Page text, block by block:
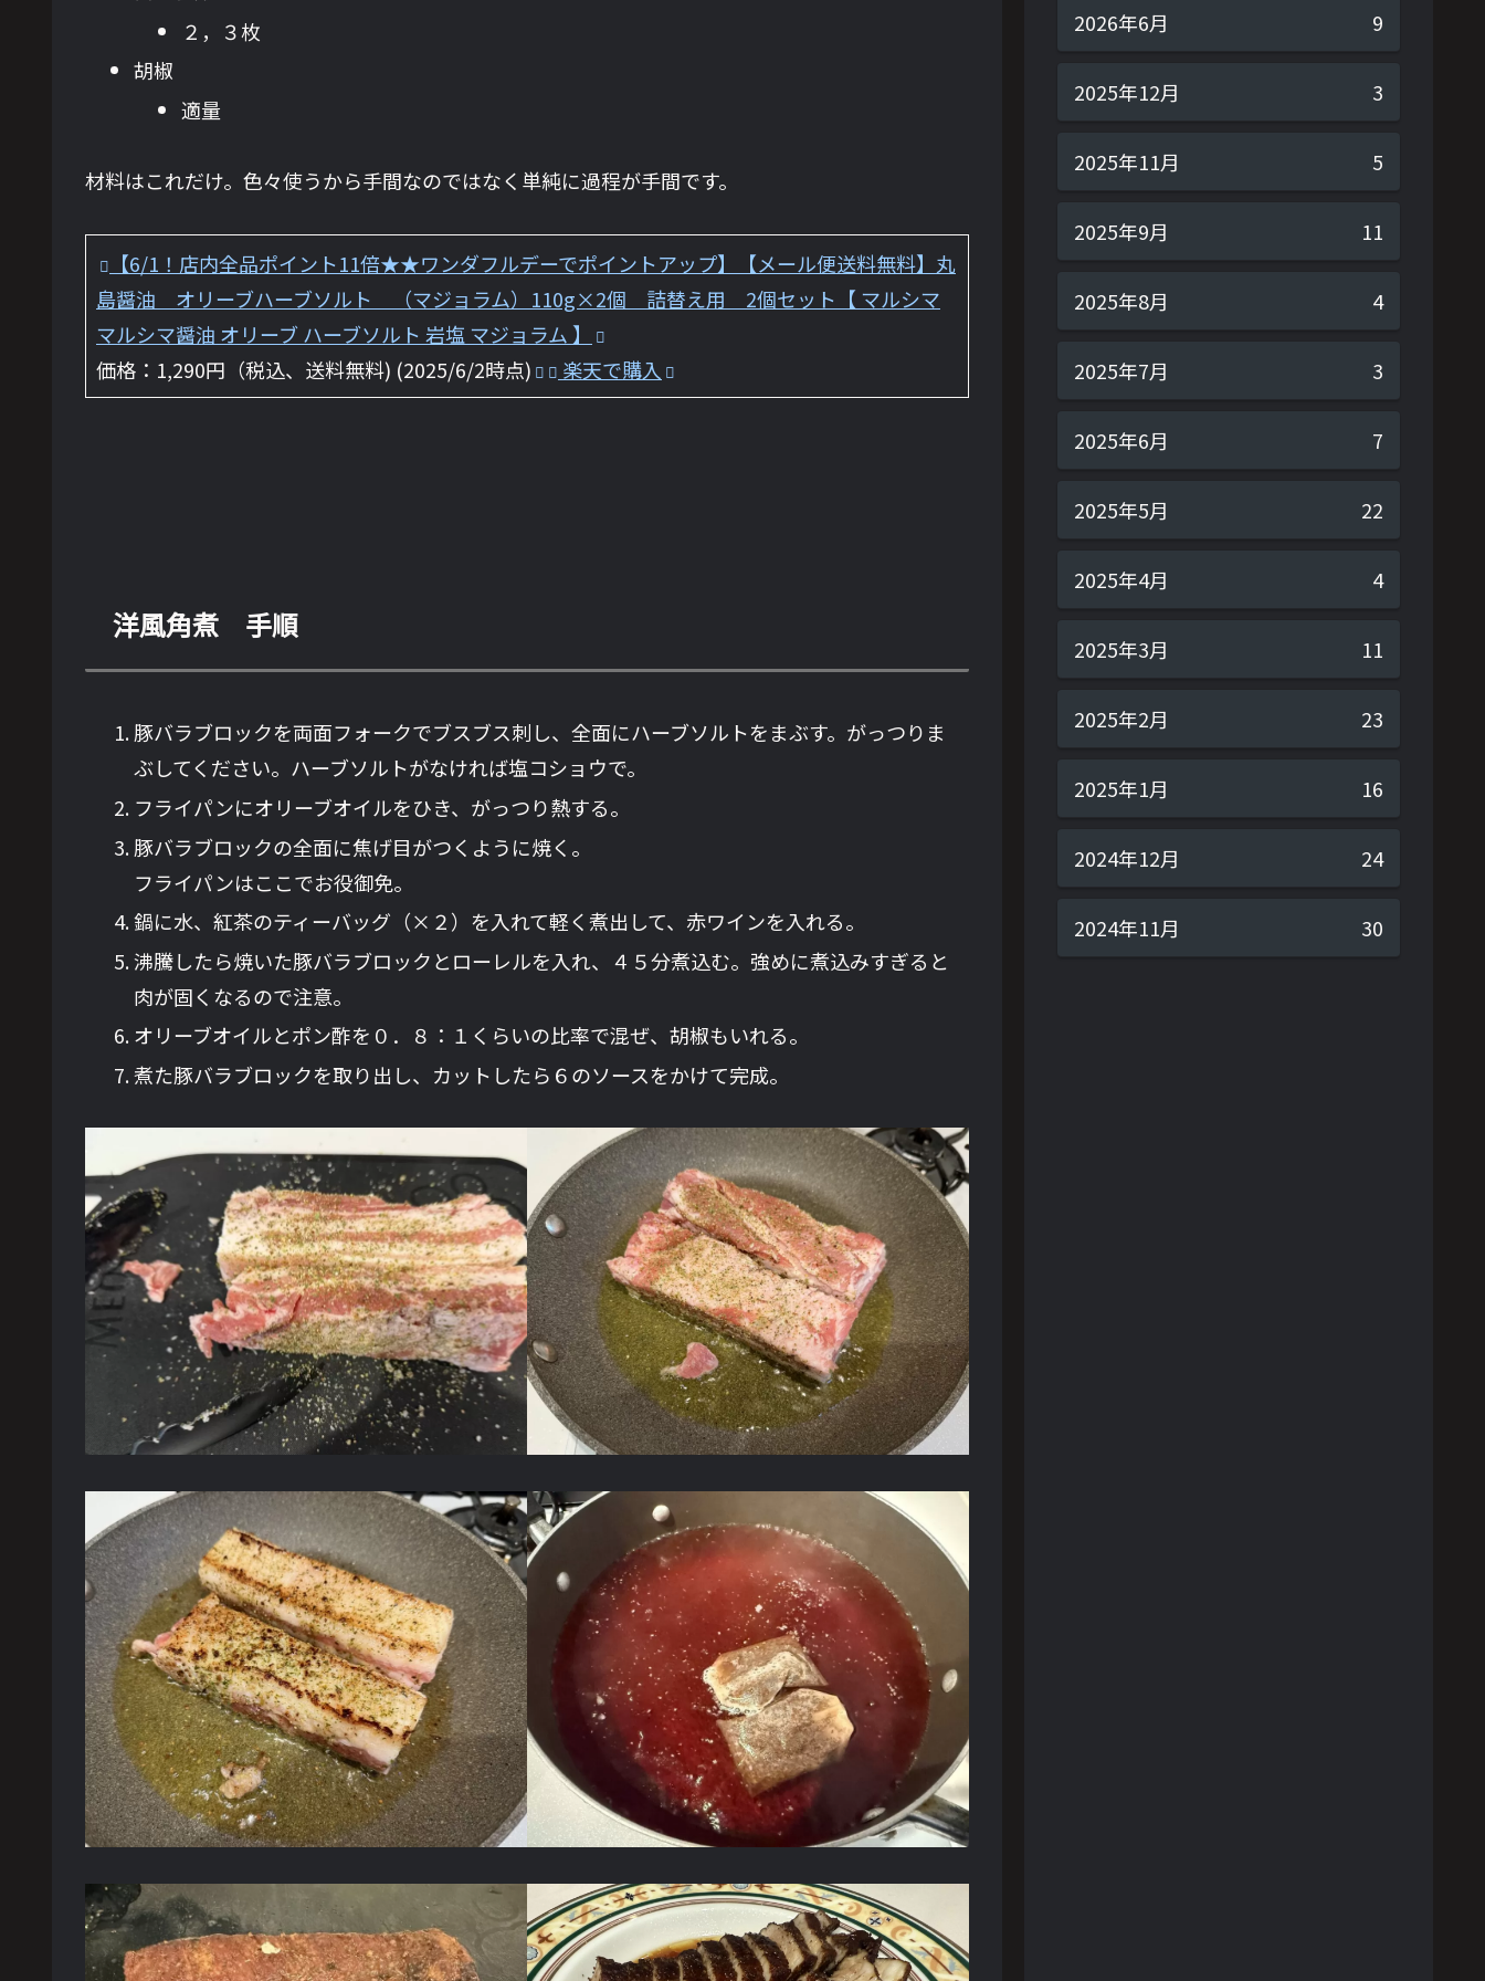
２，３枚
胡椒
適量
材料はこれだけ。色々使うから手間なのではなく単純に過程が手間です。
【6/1！店内全品ポイント11倍★★ワンダフルデーでポイントアップ】【メール便送料無料】丸
島醤油 オリーブハーブソルト （マジョラム）110g×2個 詰替え用 2個セット【 マルシマ
マルシマ醤油 オリーブ ハーブソルト 岩塩 マジョラム 】
価格：1,290円（税込、送料無料) (2025/6/2時点)
楽天で購入
洋風角煮 手順
豚バラブロックを両面フォークでブスブス刺し、全面にハーブソルトをまぶす。がっつりま
ぶしてください。ハーブソルトがなければ塩コショウで。
フライパンにオリーブオイルをひき、がっつり熱する。
豚バラブロックの全面に焦げ目がつくように焼く。
フライパンはここでお役御免。
鍋に水、紅茶のティーバッグ（×２）を入れて軽く煮出して、赤ワインを入れる。
沸騰したら焼いた豚バラブロックとローレルを入れ、４５分煮込む。強めに煮込みすぎると
肉が固くなるので注意。
オリーブオイルとポン酢を０．８：１くらいの比率で混ぜ、胡椒もいれる。
煮た豚バラブロックを取り出し、カットしたら６のソースをかけて完成。
2026年6月 9
2025年12月 3
2025年11月 5
2025年9月 11
2025年8月 4
2025年7月 3
2025年6月 7
2025年5月 22
2025年4月 4
2025年3月 11
2025年2月 23
2025年1月 16
2024年12月 24
2024年11月 30